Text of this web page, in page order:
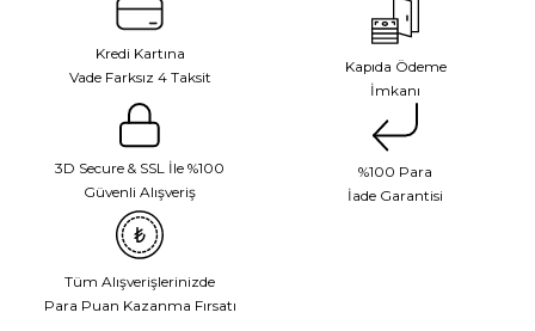
Kredi Kartına
Vade Farksız 4 Taksit
Kapıda Ödeme
İmkanı
3D Secure & SSL İle %100
Güvenli Alışveriş
%100 Para
İade Garantisi
Tüm Alışverişlerinizde
Para Puan Kazanma Fırsatı